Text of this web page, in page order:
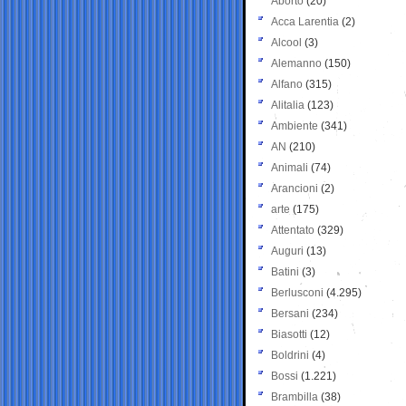
Acca Larentia (2)
Alcool (3)
Alemanno (150)
Alfano (315)
Alitalia (123)
Ambiente (341)
AN (210)
Animali (74)
Arancioni (2)
arte (175)
Attentato (329)
Auguri (13)
Batini (3)
Berlusconi (4.295)
Bersani (234)
Biasotti (12)
Boldrini (4)
Bossi (1.221)
Brambilla (38)